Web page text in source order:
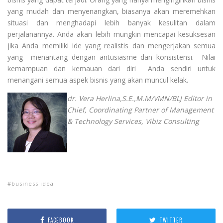
yang mudah dan menyenangkan, biasanya akan meremehkan
situasi dan menghadapi lebih banyak kesulitan dalam
perjalanannya. Anda akan lebih mungkin mencapai kesuksesan
jika Anda memiliki ide yang realistis dan mengerjakan semua
yang menantang dengan antusiasme dan konsistensi. Nilai
kemampuan dan kemauan dari diri Anda sendiri untuk
menangani semua aspek bisnis yang akan muncul kelak.
dr. Vera Herlina,S.E.,M.M/VMN/BLJ Editor in
Chief, Coordinating Partner of Management
& Technology Services, Vibiz Consulting
business idea
FACEBOOK TWITTER